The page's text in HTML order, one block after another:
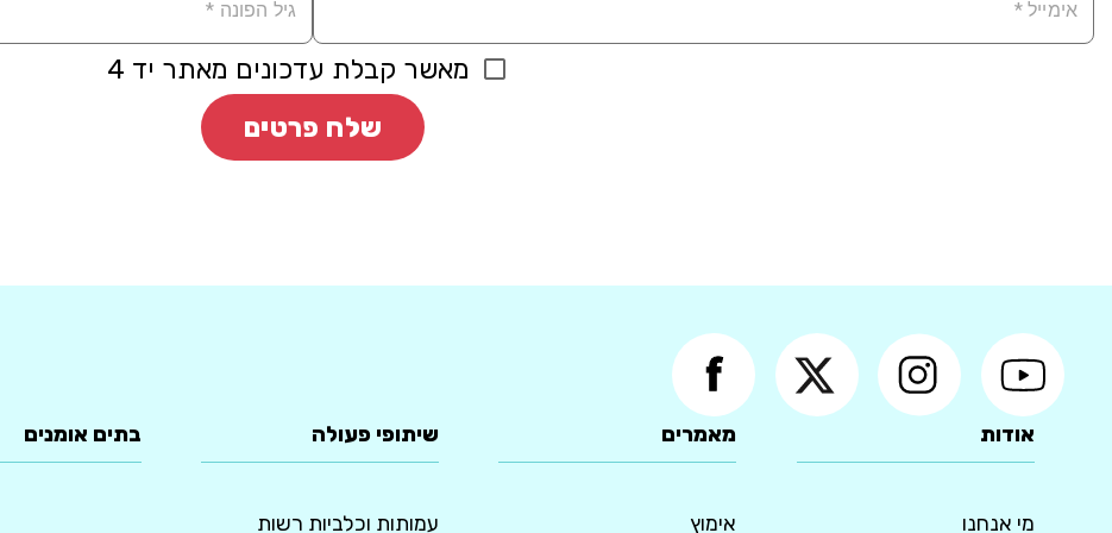
מאשר קבלת עדכונים מאתר יד 4
שלח פרטים
אודות
מי אנחנו
מאמרים
אימוץ
שיתופי פעולה
עמותות וכלביות רשות
בתים אומנים